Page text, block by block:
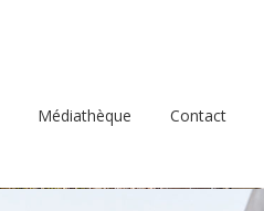
Médiathèque Contact